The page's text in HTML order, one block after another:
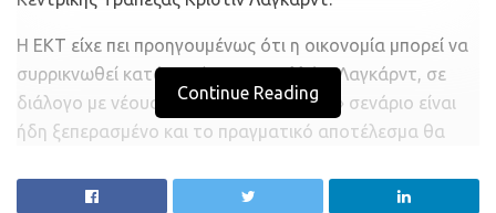
Η ΕΚΤ είχε πει προηγουμένως ότι η οικονομία μπορεί να
συρρικνωθεί κατά 5% έως 12%, αλλά η Λαγκάρντ, σε
διάλογο με νέους, δήλωσε ότι το «ήπιο» σενάριο είναι
ήδη ξεπερασμένο και το πραγματικό αποτέλεσμα θα
σεναρίου.
Continue Reading